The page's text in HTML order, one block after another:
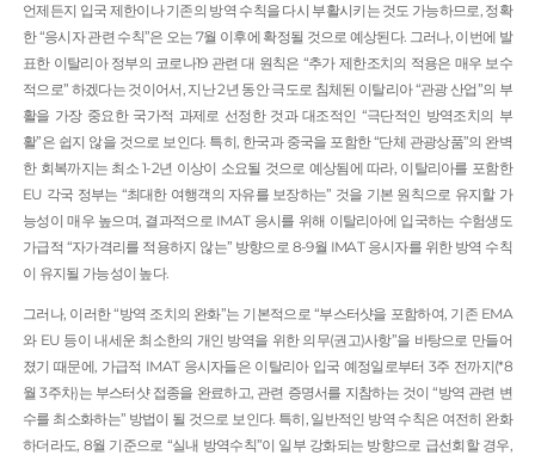
언제든지 입국 제한이나 기존의 방역 수칙을 다시 부활시키는 것도 가능하므로, 정확
한 “응시자 관련 수칙”은 오는 7월 이후에 확정될 것으로 예상된다. 그러나, 이번에 발
표한 이탈리아 정부의 코로나19 관련 대 원칙은 “추가 제한조치의 적용은 매우 보수
적으로” 하겠다는 것이어서, 지난 2년 동안 극도로 침체된 이탈리아 “관광 산업”의 부
활을 가장 중요한 국가적 과제로 선정한 것과 대조적인 “극단적인 방역조치의 부
활”은 쉽지 않을 것으로 보인다. 특히, 한국과 중국을 포함한 “단체 관광상품”의 완벽
한 회복까지는 최소 1-2년 이상이 소요될 것으로 예상됨에 따라, 이탈리아를 포함한
EU 각국 정부는 “최대한 여행객의 자유를 보장하는” 것을 기본 원칙으로 유지할 가
능성이 매우 높으며, 결과적으로 IMAT 응시를 위해 이탈리아에 입국하는 수험생도
가급적 “자가격리를 적용하지 않는” 방향으로 8-9월 IMAT 응시자를 위한 방역 수칙
이 유지될 가능성이 높다.
그러나, 이러한 “방역 조치의 완화”는 기본적으로 “부스터샷을 포함하여, 기존 EMA
와 EU 등이 내세운 최소한의 개인 방역을 위한 의무(권고)사항”을 바탕으로 만들어
졌기 때문에, 가급적 IMAT 응시자들은 이탈리아 입국 예정일로부터 3주 전까지(*8
월 3주차)는 부스터샷 접종을 완료하고, 관련 증명서를 지참하는 것이 “방역 관련 변
수를 최소화하는” 방법이 될 것으로 보인다. 특히, 일반적인 방역 수칙은 여전히 완화
하더라도, 8월 기준으로 “실내 방역수칙”이 일부 강화되는 방향으로 급선회할 경우,